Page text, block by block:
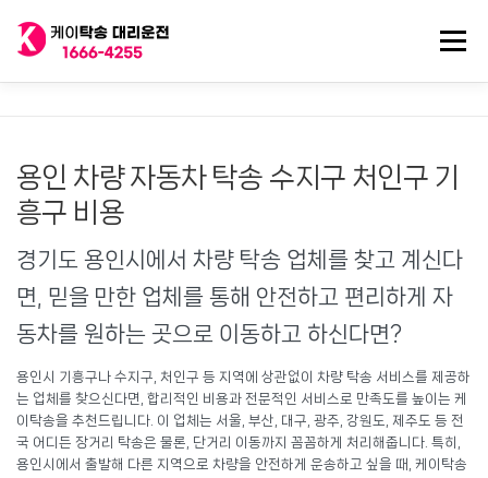
메뉴
탁송/대리기사 구인
용인 차량 자동차 탁송 수지구 처인구 기
흥구 비용
경기도 용인시에서 차량 탁송 업체를 찾고 계신다
면, 믿을 만한 업체를 통해 안전하고 편리하게 자
동차를 원하는 곳으로 이동하고 하신다면?
용인시 기흥구나 수지구, 처인구 등 지역에 상관없이 차량 탁송 서비스를 제공하
는 업체를 찾으신다면, 합리적인 비용과 전문적인 서비스로 만족도를 높이는 케
이탁송을 추천드립니다. 이 업체는 서울, 부산, 대구, 광주, 강원도, 제주도 등 전
국 어디든 장거리 탁송은 물론, 단거리 이동까지 꼼꼼하게 처리해줍니다. 특히,
용인시에서 출발해 다른 지역으로 차량을 안전하게 운송하고 싶을 때, 케이탁송